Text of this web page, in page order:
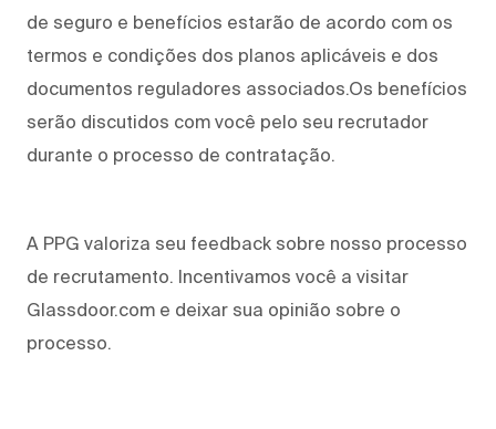
de seguro e benefícios estarão de acordo com os
termos e condições dos planos aplicáveis e dos
documentos reguladores associados.Os benefícios
serão discutidos com você pelo seu recrutador
durante o processo de contratação.
A PPG valoriza seu feedback sobre nosso processo
de recrutamento. Incentivamos você a visitar
Glassdoor.com e deixar sua opinião sobre o
processo.